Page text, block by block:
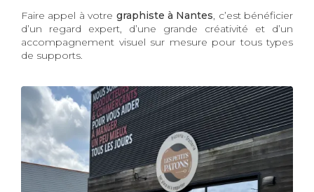
Faire appel à votre graphiste à Nantes, c’est bénéficier
d’un regard expert, d’une grande créativité et d’un
accompagnement visuel sur mesure pour tous types
de supports.